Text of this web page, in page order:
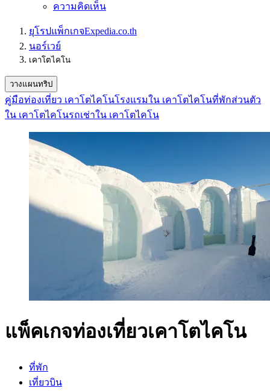
ความคิดเห็น
ยุโรปแพ็กเกจExpedia.co.th
นอร์เวย์
เคาโตไคโน
วางแผนทริป
คู่มือท่องเที่ยว เคาโตไคโนโรงแรมใน เคาโตไคโนที่พักส่วนตัว
ใน เคาโตไคโนรถเช่าใน เคาโตไคโน
แพ็คเกจท่องเที่ยวเคาโตไคโน
ที่พัก
เที่ยวบิน